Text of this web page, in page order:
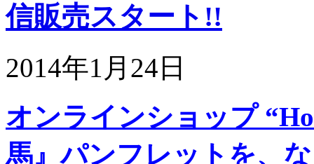
信販売スタート!!
2014年1月24日
オンラインショップ
馬』パンフレットを、